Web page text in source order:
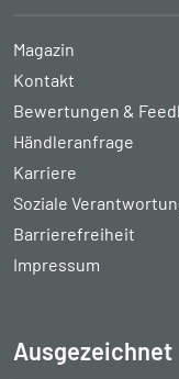
Magazin
Kontakt
Bewertungen &
Händleranfrage
Karriere
Soziale
Barrierefreiheit
Impressum
Ausgezeichnet